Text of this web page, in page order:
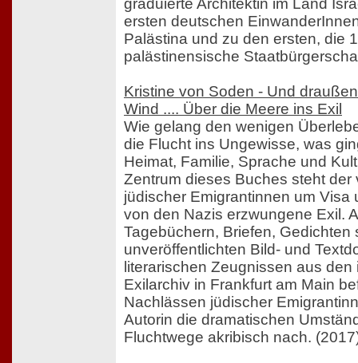
graduierte Architektin im Land
ersten deutschen
Palästina und zu den ersten, die
palästinensische
Kristine von Soden - Und
Wind .... Über die Meere ins Exil
Wie gelang den wenigen
die Flucht ins Ungewisse, was
Heimat, Familie, Sprache und
Zentrum dieses Buches steht der
jüdischer Emigrantinnen um Visa
von den Nazis erzwungene Exil.
Tagebüchern, Briefen, Gedichten
unveröffentlichten Bild- und
literarischen Zeugnissen aus
Exilarchiv in Frankfurt am Main
Nachlässen jüdischer
Autorin die dramatischen
Fluchtwege akribisch nach.